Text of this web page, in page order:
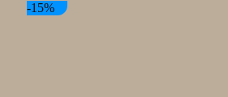
-15%